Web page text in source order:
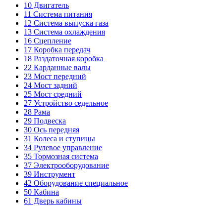
10 Двигатель
11 Система питания
12 Система выпуска газа
13 Система охлаждения
16 Сцепление
17 Коробка передач
18 Раздаточная коробка
22 Карданные валы
23 Мост передний
24 Мост задний
25 Мост средний
27 Устройство седельное
28 Рама
29 Подвеска
30 Ось передняя
31 Колеса и ступицы
34 Рулевое управление
35 Тормозная система
37 Электрооборудование
39 Инструмент
42 Оборудование специальное
50 Кабина
61 Дверь кабины